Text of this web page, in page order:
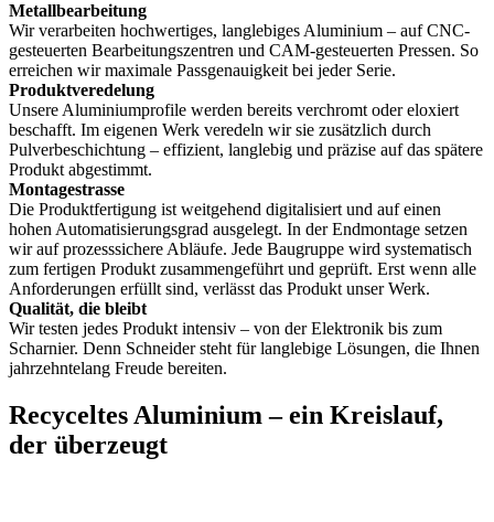
Metallbearbeitung
Wir verarbeiten hochwertiges, langlebiges Aluminium – auf CNC-
gesteuerten Bearbeitungszentren und CAM-gesteuerten Pressen. So
erreichen wir maximale Passgenauigkeit bei jeder Serie.
Produktveredelung
Unsere Aluminiumprofile werden bereits verchromt oder eloxiert
beschafft. Im eigenen Werk veredeln wir sie zusätzlich durch
Pulverbeschichtung – effizient, langlebig und präzise auf das spätere
Produkt abgestimmt.
Montagestrasse
Die Produktfertigung ist weitgehend digitalisiert und auf einen
hohen Automatisierungsgrad ausgelegt. In der Endmontage setzen
wir auf prozesssichere Abläufe. Jede Baugruppe wird systematisch
zum fertigen Produkt zusammengeführt und geprüft. Erst wenn alle
Anforderungen erfüllt sind, verlässt das Produkt unser Werk.
Qualität, die bleibt
Wir testen jedes Produkt intensiv – von der Elektronik bis zum
Scharnier. Denn Schneider steht für langlebige Lösungen, die Ihnen
jahrzehntelang Freude bereiten.
Recyceltes Aluminium – ein Kreislauf,
der überzeugt